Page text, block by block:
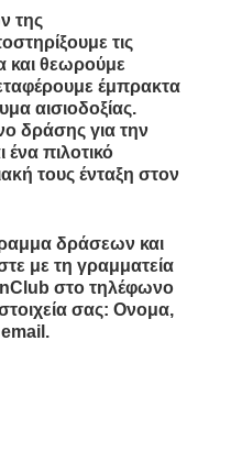
της
τις
και θεωρούμε
έμπρακτα
αισιοδοξίας.
δράσης για την
πιλοτικό
τους ένταξη στον
δράσεων και
με τη γραμματεία
στο τηλέφωνο
σας: Ονομα,